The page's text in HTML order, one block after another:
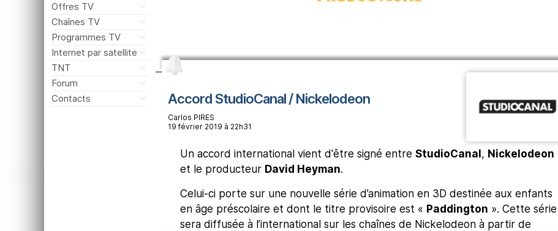
Offres TV
Chaînes TV
Programmes TV
Internet par satellite
TNT
Forum
Contacts
Accord StudioCanal / Nickelodeon
Carlos PIRES
19 février 2019 à 22h31
Un accord international vient d'être signé entre StudioCanal, Nickelodeon
et le producteur David Heyman.
Celui-ci porte sur une nouvelle série d’animation en 3D destinée aux enfants
en âge préscolaire et dont le titre provisoire est « Paddington ». Cette série
sera diffusée à l’international sur les chaînes de Nickelodeon à partir de